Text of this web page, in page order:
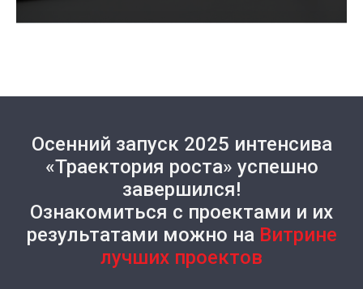
Осенний запуск 2025 интенсива
«Траектория роста» успешно
завершился!
Ознакомиться с проектами и их
результатами можно наВитрине
лучших проектов